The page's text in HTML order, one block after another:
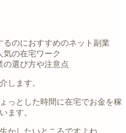
るのにおすすめのネット副業
気の在宅ワーク
の選び方や注意点
します。
っとした時間に在宅でお金を稼
ます。